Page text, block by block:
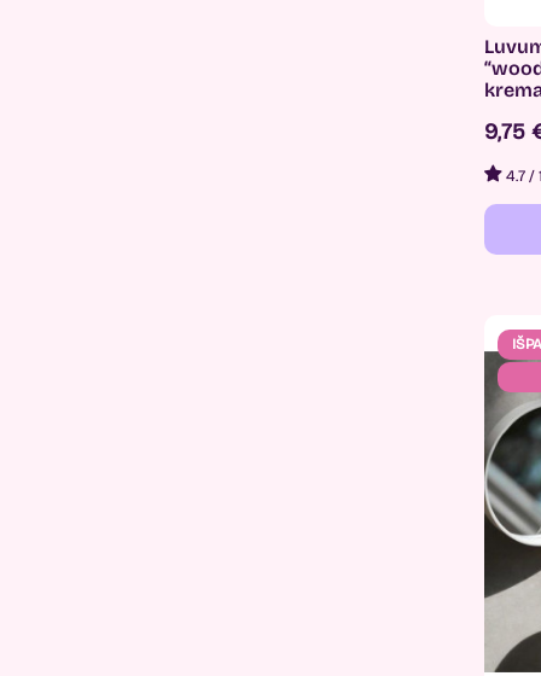
9,75
4.7/